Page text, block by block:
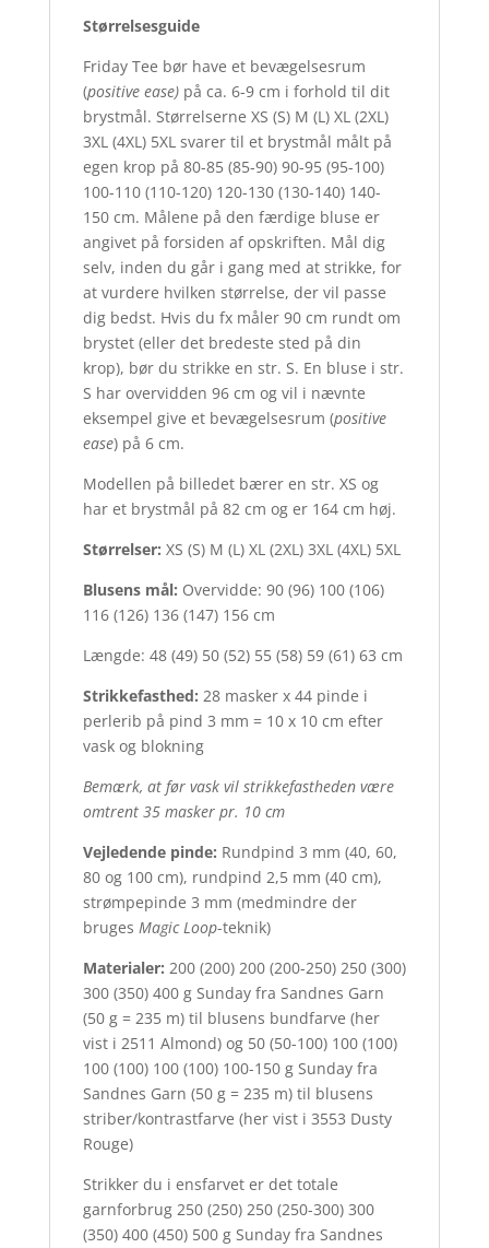
Størrelsesguide
Friday Tee bør have et bevægelsesrum
(positive ease) på ca. 6-9 cm i forhold til dit
brystmål. Størrelserne XS (S) M (L) XL (2XL)
3XL (4XL) 5XL svarer til et brystmål målt på
egen krop på 80-85 (85-90) 90-95 (95-100)
100-110 (110-120) 120-130 (130-140) 140-
150 cm. Målene på den færdige bluse er
angivet på forsiden af opskriften. Mål dig
selv, inden du går i gang med at strikke, for
at vurdere hvilken størrelse, der vil passe
dig bedst. Hvis du fx måler 90 cm rundt om
brystet (eller det bredeste sted på din
krop), bør du strikke en str. S. En bluse i str.
S har overvidden 96 cm og vil i nævnte
eksempel give et bevægelsesrum (positive
ease) på 6 cm.
Modellen på billedet bærer en str. XS og
har et brystmål på 82 cm og er 164 cm høj.
Størrelser: XS (S) M (L) XL (2XL) 3XL (4XL) 5XL
Blusens mål: Overvidde: 90 (96) 100 (106)
116 (126) 136 (147) 156 cm
Længde: 48 (49) 50 (52) 55 (58) 59 (61) 63 cm
Strikkefasthed: 28 masker x 44 pinde i
perlerib på pind 3 mm = 10 x 10 cm efter
vask og blokning
Bemærk, at før vask vil strikkefastheden være
omtrent 35 masker pr. 10 cm
Vejledende pinde: Rundpind 3 mm (40, 60,
80 og 100 cm), rundpind 2,5 mm (40 cm),
strømpepinde 3 mm (medmindre der
bruges Magic Loop-teknik)
Materialer: 200 (200) 200 (200-250) 250 (300)
300 (350) 400 g Sunday fra Sandnes Garn
(50 g = 235 m) til blusens bundfarve (her
vist i 2511 Almond) og 50 (50-100) 100 (100)
100 (100) 100 (100) 100-150 g Sunday fra
Sandnes Garn (50 g = 235 m) til blusens
striber/kontrastfarve (her vist i 3553 Dusty
Rouge)
Strikker du i ensfarvet er det totale
garnforbrug 250 (250) 250 (250-300) 300
(350) 400 (450) 500 g Sunday fra Sandnes